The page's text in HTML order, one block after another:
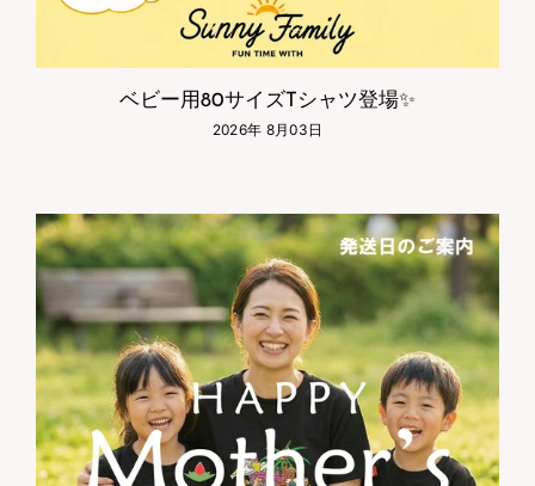
ベビー用80サイズTシャツ登場✨
2026年 8月03日